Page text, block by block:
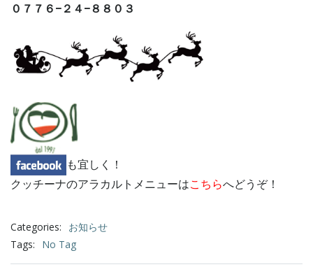
０７７６−２４−８８０３
も宜しく！
クッチーナのアラカルトメニューはこちらへどうぞ！
Categories:
お知らせ
Tags:
No Tag